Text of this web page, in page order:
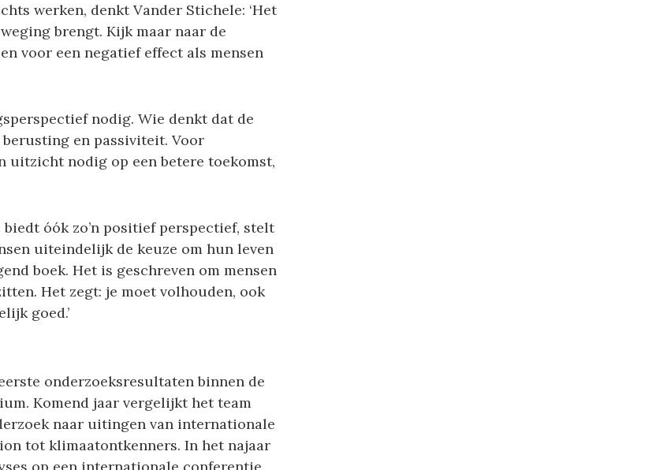
werken, denkt Vander Stichele: ‘Het
brengt. Kijk maar naar de
voor een negatief effect als mensen
nodig. Wie denkt dat de
en passiviteit. Voor
uitzicht nodig op een betere toekomst,
biedt óók zo’n positief perspectief, stelt
uiteindelijk de keuze om hun leven
boek. Het is geschreven om mensen
Het zegt: je moet volhouden, ook
goed.’
onderzoeksresultaten binnen de
Komend jaar vergelijkt het team
naar uitingen van internationale
tot klimaatontkenners. In het najaar